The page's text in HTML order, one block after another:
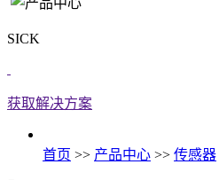
SICK
获取解决方案
首页 >> 产品中心 >> 传感器